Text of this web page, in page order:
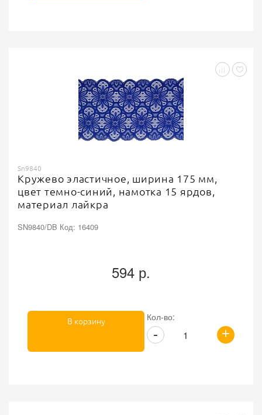
Sn9840
Кружево эластичное, ширина 175 мм,
цвет темно-синий, намотка 15 ярдов,
материал лайкра
SN9840/DB Код: 16409
594 р.
Кол-во:
+
-
В корзину